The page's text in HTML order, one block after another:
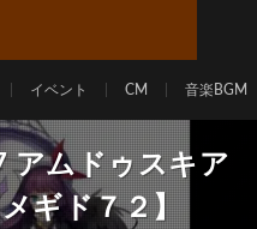
イベント CM 音楽BGM
アムドゥスキア
ギド７２】